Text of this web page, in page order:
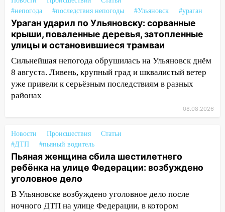
13:47
На Нижней Террасе мощным
ветром вырвало дерево с корнем
13:46 Сильный ветер сорвал крышу с
СТО на проспекте Созидателей
13:35 Непогода продолжает бить по
транспорту: в Ульяновске трамвай
сошёл с рельсов
13:17
Непогода в Ульяновске не
закончится сегодня: сильные ливни
сохранятся 9 августа
13:15 Трижды «брал в долг» без спроса:
житель Вешкаймского района похитил у
знакомого 191 тысячу рублей
#непогода
#последствия непогоды #Ульяновск #ураган
Ураган ударил по Ульяновску: сорванные
крыши, поваленные деревья, затопленные
улицы и остановившиеся трамваи
Сильнейшая непогода обрушилась на Ульяновск днём
8 августа. Ливень, крупный град и шквалистый ветер
уже привели к серьёзным последствиям в разных
районах
08.08.2026
Новости Происшествия
Статьи
#ДТП
#пьяный водитель
Пьяная женщина сбила шестилетнего
ребёнка на улице Федерации: возбуждено
уголовное дело
В Ульяновске возбуждено уголовное дело после
ночного ДТП на улице Федерации, в котором